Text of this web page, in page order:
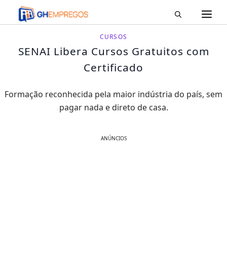
Pular
para
conteúdo
CURSOS
SENAI Libera Cursos Gratuitos com
Certificado
Formação reconhecida pela maior indústria do país, sem
pagar nada e direto de casa.
ANÚNCIOS